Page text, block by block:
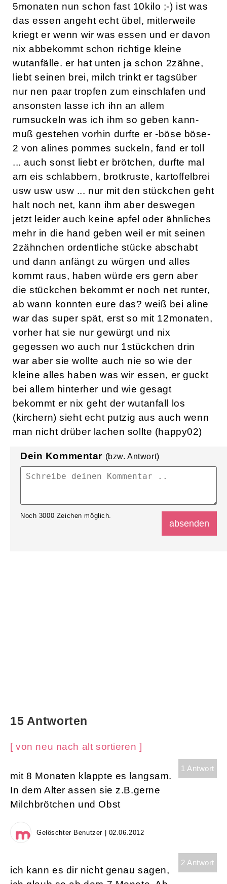
5monaten nun schon fast 10kilo ;-) ist was
das essen angeht echt übel, mitlerweile
kriegt er wenn wir was essen und er davon
nix abbekommt schon richtige kleine
wutanfälle. er hat unten ja schon 2zähne,
liebt seinen brei, milch trinkt er tagsüber
nur nen paar tropfen zum einschlafen und
ansonsten lasse ich ihn an allem
rumsuckeln was ich ihm so geben kann-
muß gestehen vorhin durfte er -böse böse-
2 von alines pommes suckeln, fand er toll
... auch sonst liebt er brötchen, durfte mal
am eis schlabbern, brotkruste, kartoffelbrei
usw usw usw ... nur mit den stückchen geht
halt noch net, kann ihm aber deswegen
jetzt leider auch keine apfel oder ähnliches
mehr in die hand geben weil er mit seinen
2zähnchen ordentliche stücke abschabt
und dann anfängt zu würgen und alles
kommt raus, haben würde ers gern aber
die stückchen bekommt er noch net runter,
ab wann konnten eure das? weiß bei aline
war das super spät, erst so mit 12monaten,
vorher hat sie nur gewürgt und nix
gegessen wo auch nur 1stückchen drin
war aber sie wollte auch nie so wie der
kleine alles haben was wir essen, er guckt
bei allem hinterher und wie gesagt
bekommt er nix geht der wutanfall los
(kirchern) sieht echt putzig aus auch wenn
man nicht drüber lachen sollte (happy02)
Dein Kommentar (bzw. Antwort)
Noch 3000 Zeichen möglich.
15 Antworten
[ von neu nach alt sortieren ]
1 Antwort
mit 8 Monaten klappte es langsam.
In dem Alter assen sie z.B.gerne
Milchbrötchen und Obst
Gelöschter Benutzer | 02.06.2012
2 Antwort
ich kann es dir nicht genau sagen,